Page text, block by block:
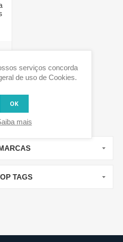
TAGS
serviços concorda
de uso de Cookies.
OK
mais